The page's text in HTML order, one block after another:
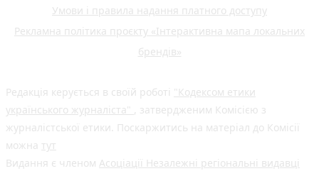
Умови і правила надання платного доступу
Рекламна політика проєкту «Інтерактивна мапа локальних
брендів»
Редакція керується в своїй роботі "Кодексом етики
українського журналіста" , затвердженим Комісією з
журналістської етики. Поскаржитись на матеріал до Комісії
можна тут
Видання є членом Асоціації Незалежні регіональні видавці